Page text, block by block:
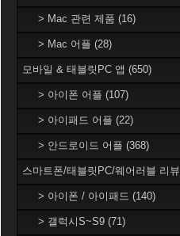
> Mac 관련 제품 (16)
> Mac 어플 (28)
모바일 & 태블릿PC 앱 (650)
> 아이폰 어플 (107)
> 아이패드 어플 (22)
> 안드로이드 어플 (368)
스마트폰/태블릿PC/웨어러블 리뷰
> 아이폰 / 아이패드 (140)
> 갤럭시S~S9 (71)